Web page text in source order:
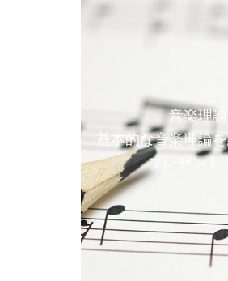
音楽理論
基本的な音楽理論
プレゼント